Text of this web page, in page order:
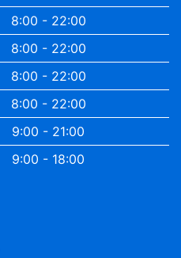
8:00 - 22:00
8:00 - 22:00
8:00 - 22:00
8:00 - 22:00
9:00 - 21:00
9:00 - 18:00